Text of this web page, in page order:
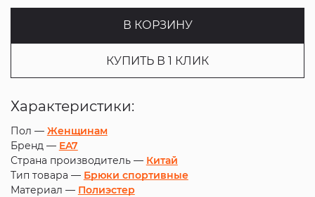
В КОРЗИНУ
КУПИТЬ В 1 КЛИК
Характеристики:
Пол — Женщинам
Бренд — EA7
Страна производитель — Китай
Тип товара — Брюки спортивные
Материал — Полиэстер